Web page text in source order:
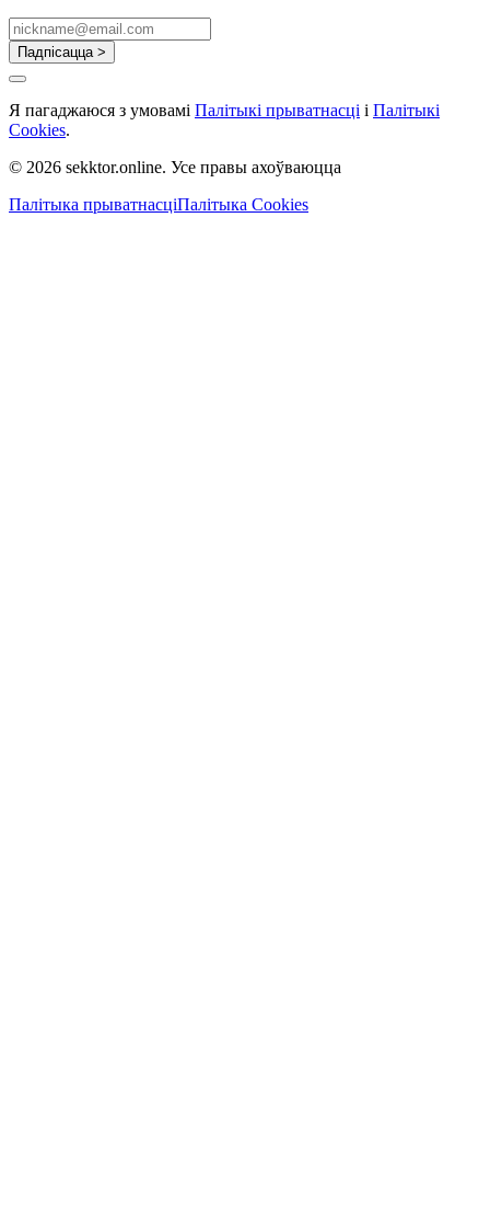
Падпісацца >
Я пагаджаюся з умовамі Палітыкі прыватнасці і Палітыкі
Cookies.
© 2026 sekktor.online. Усе правы ахоўваюцца
Палітыка прыватнасціПалітыка Cookies